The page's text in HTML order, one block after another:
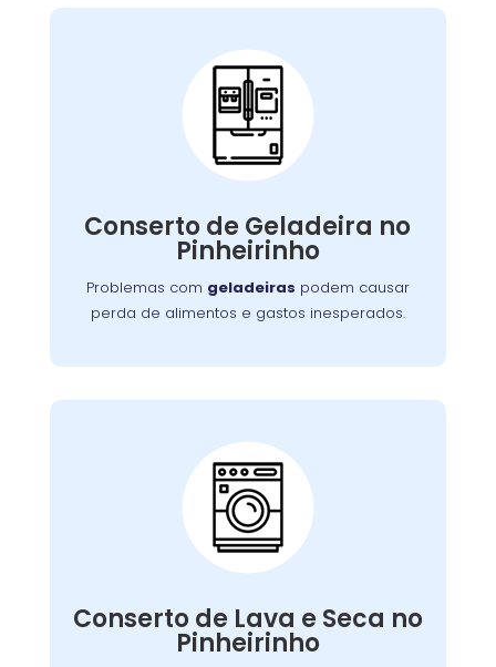
Conserto de Geladeira no
Pinheirinho
Problemas com geladeiras podem causar
perda de alimentos e gastos inesperados.
Conserto de
Galadeira:
Nossos especialistas estão prontos para
ou componentes elétricos, garantindo a
conservação adequada dos alimentos.
Conserto de Lava e Seca no
Pinheirinho
Conserto de Lava e
Seca:
Nossa equipe está preparada para resolver
tenha roupas limpas e secas sem
complicações.